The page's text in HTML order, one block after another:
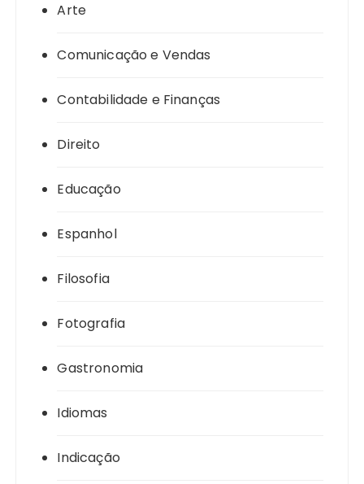
Arte
Comunicação e Vendas
Contabilidade e Finanças
Direito
Educação
Espanhol
Filosofia
Fotografia
Gastronomia
Idiomas
Indicação